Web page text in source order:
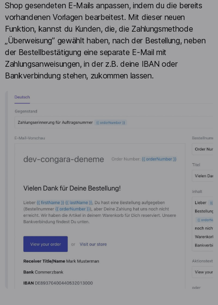
Shop gesendeten E-Mails anpassen, indem du die bereits
vorhandenen Vorlagen bearbeitest. Mit dieser neuen
Funktion, kannst du Kunden, die, die Zahlungsmethode
„Überweisung” gewählt haben, nach der Bestellung, neben
der Bestellbestätigung eine separate E-Mail mit
Zahlungsanweisungen, in der z.B. deine IBAN oder
Bankverbindung stehen, zukommen lassen.